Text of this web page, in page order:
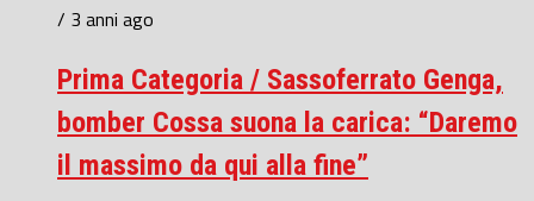
/ 3 anni ago
Prima Categoria / Sassoferrato Genga,
bomber Cossa suona la carica: “Daremo
il massimo da qui alla fine”